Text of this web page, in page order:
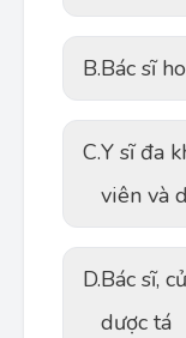
B.Bác sĩ
C.Y sĩ đa
viên và
D.Bác sĩ,
dược tá